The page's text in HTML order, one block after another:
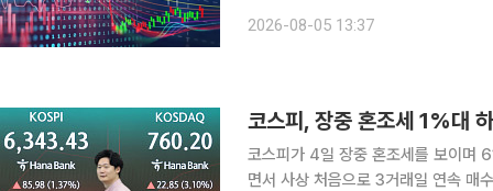
매도 중이다. 코스피 지수는 6603.
2026-08-05 13:37
코스피, 장중 혼조세 1%대
코스피가 4일 장중 혼조세를 보이며
면서 사상 처음으로 3거래일 연속 매수 사이드카가 발동됐